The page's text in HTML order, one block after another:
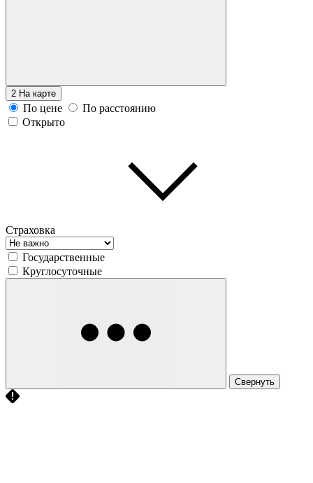
2 На карте
По цене
По расстоянию
Открыто
Страховка
Государственные
Круглосуточные
Свернуть